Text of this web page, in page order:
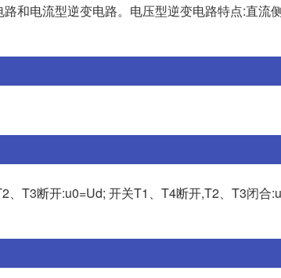
和电流型逆变电路。电压型逆变电路特点:直流
T3断开:u0=Ud; 开关T1、T4断开,T2、T3闭合